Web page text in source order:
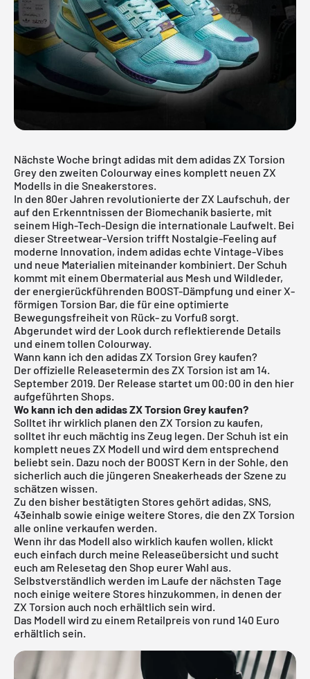
Nächste Woche bringt adidas mit dem adidas ZX Torsion
Grey den zweiten Colourway eines komplett neuen ZX
Modells in die Sneakerstores.
In den 80er Jahren revolutionierte der ZX Laufschuh, der
auf den Erkenntnissen der Biomechanik basierte, mit
seinem High-Tech-Design die internationale Laufwelt. Bei
dieser Streetwear-Version trifft Nostalgie-Feeling auf
moderne Innovation, indem adidas echte Vintage-Vibes
und neue Materialien miteinander kombiniert. Der Schuh
kommt mit einem Obermaterial aus Mesh und Wildleder,
der energierückführenden BOOST-Dämpfung und einer X-
förmigen Torsion Bar, die für eine optimierte
Bewegungsfreiheit von Rück- zu Vorfuß sorgt.
Abgerundet wird der Look durch reflektierende Details
und einem tollen Colourway.
Wann kann ich den adidas ZX Torsion Grey kaufen?
Der offizielle Releasetermin des ZX Torsion ist am 14.
September 2019. Der Release startet um 00:00 in den hier
aufgeführten Shops.
Wo kann ich den adidas ZX Torsion Greykaufen?
Solltet ihr wirklich planen den ZX Torsion zu kaufen,
solltet ihr euch mächtig ins Zeug legen. Der Schuh ist ein
komplett neues ZX Modell und wird dem entsprechend
beliebt sein. Dazu noch der BOOST Kern in der Sohle, den
sicherlich auch die jüngeren Sneakerheads der Szene zu
schätzen wissen.
Zu den bisher bestätigten Stores gehört adidas, SNS,
43einhalb sowie einige weitere Stores, die den ZX Torsion
alle online verkaufen werden.
Wenn ihr das Modell also wirklich kaufen wollen, klickt
euch einfach durch meine Releaseübersicht und sucht
euch am Relesetag den Shop eurer Wahl aus.
Selbstverständlich werden im Laufe der nächsten Tage
noch einige weitere Stores hinzukommen, in denen der
ZX Torsion auch noch erhältlich sein wird.
Das Modell wird zu einem Retailpreis von rund 140 Euro
erhältlich sein.